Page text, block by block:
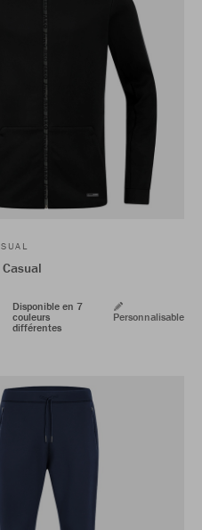
Disponible en 7
couleurs
différentes
Personnalisable